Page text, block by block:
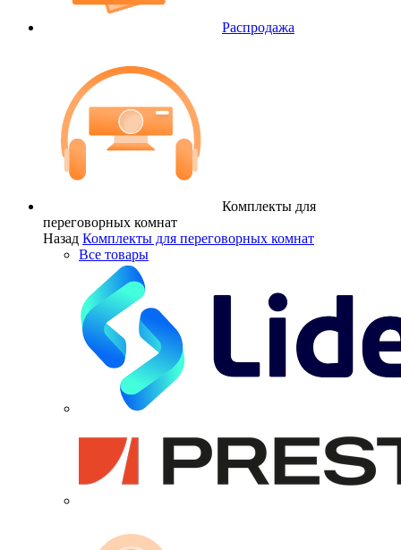
Распродажа
Комплекты для
переговорных комнат
Назад Комплекты для переговорных комнат
Все товары